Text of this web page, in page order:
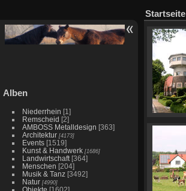
Alben
Niederrhein [1]
Remscheid [2]
AMBOSS Metalldesign [363]
Architektur [4173]
Events [1519]
Kunst & Handwerk [1686]
Landwirtschaft [364]
Menschen [204]
Musik & Tanz [3492]
Natur [4990]
Startseite